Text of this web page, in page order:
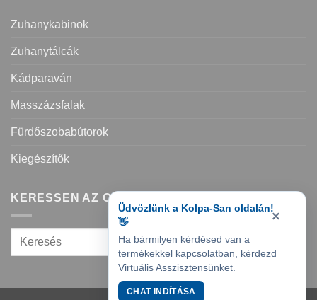
Zuhanykabinok
Zuhanytálcák
Kádparaván
Masszázsfalak
Fürdőszobabútorok
Kiegészítők
KERESSEN AZ OLDALON
×
Üdvözlünk a Kolpa-San oldalán!
👋
Ha bármilyen kérdésed van a
termékekkel kapcsolatban, kérdezd
Virtuális Asszisztensünket.
CHAT INDÍTÁSA